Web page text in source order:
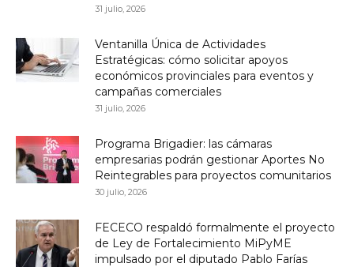
31 julio, 2026
Ventanilla Única de Actividades
Estratégicas: cómo solicitar apoyos
económicos provinciales para eventos y
campañas comerciales
31 julio, 2026
Programa Brigadier: las cámaras
empresarias podrán gestionar Aportes No
Reintegrables para proyectos comunitarios
30 julio, 2026
FECECO respaldó formalmente el proyecto
de Ley de Fortalecimiento MiPyME
impulsado por el diputado Pablo Farías